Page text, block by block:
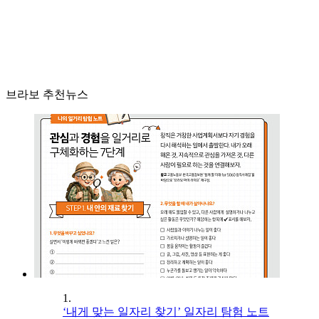
브라보 추천뉴스
1.
‘내게 맞는 일자리 찾기’ 일자리 탐험 노트